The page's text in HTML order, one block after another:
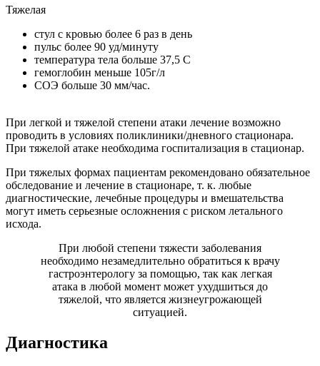
Тяжелая
стул с кровью более 6 раз в день
пульс более 90 уд/минуту
температура тела больше 37,5 С
гемоглобин меньше 105г/л
СОЭ больше 30 мм/час.
При легкой и тяжелой степени атаки лечение возможно
проводить в условиях поликлиники/дневного стационара.
При тяжелой атаке необходима госпитализация в стационар.
При тяжелых формах пациентам рекомендовано обязательное
обследование и лечение в стационаре, т. к. любые
диагностические, лечебные процедуры и вмешательства
могут иметь серьезные осложнения с риском летального
исхода.
При любой степени тяжести заболевания
необходимо незамедлительно обратиться к врачу
гастроэнтерологу за помощью, так как легкая
атака в любой момент может ухудшиться до
тяжелой, что является жизнеугрожающей
ситуацией.
Диагностика